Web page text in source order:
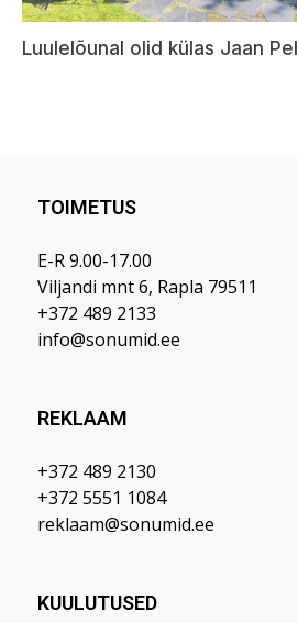
TOIMETUS
E-R 9.00-17.00
Viljandi mnt 6, Rapla 79511
+372 489 2133
info@sonumid.ee
REKLAAM
+372 489 2130
+372 5551 1084
reklaam@sonumid.ee
KUULUTUSED